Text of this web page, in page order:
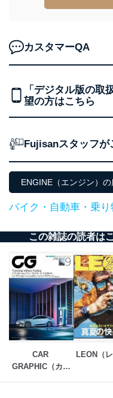
用・提供・管理いたし
株式会社富士山マガ
代表取締役会長 西
個人情報保護管理者:
田 嘉也
２．利用目的
当社が取り扱う開示
りです。
個人情報の種類
当社の定期購読サ
ービス等をご利用
の方の個人情報
2
当社にお問合わせ
いただいた方の個
人情報
カスタマーQA
「デジタル版の取
望の方はこちら
Fujisanスタッフが
ENGINE（エンジン）
バイク・自動車・乗
この雑誌の読者は
CAR
GRAPHIC（カー
LEON（レ